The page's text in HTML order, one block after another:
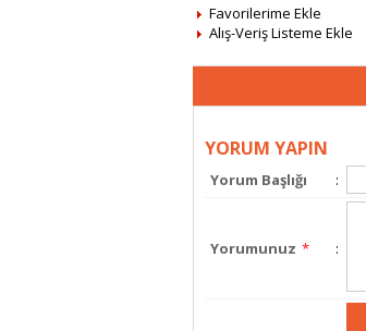
Favorilerime Ekle
Alış-Veriş Listeme Ekle
YORUM YAPIN
Yorum Başlığı :
Yorumunuz * :